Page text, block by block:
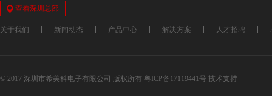
查看深圳总部
关于我们 新闻动态 产品中心 解决方案 人才招聘
© 2017 深圳市希美科电子有限公司 版权所有 粤ICP备17119441号 技术支持